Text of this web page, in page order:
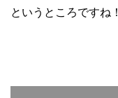
というところですね！